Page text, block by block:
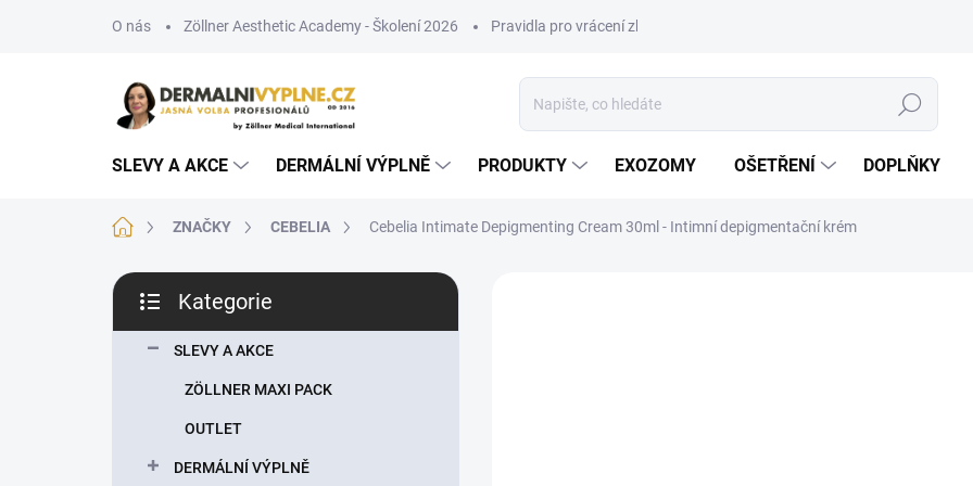
O nás Zöllner Aesthetic Academy - Školení 2026 Pravidla pro vrácení zboží a plateb
Hledat
SLEVY A AKCE DERMÁLNÍ VÝPLNĚ PRODUKTY EXOZOMY OŠETŘENÍ DOPLŇKY
Domů ZNAČKY CEBELIA Cebelia Intimate Depigmenting Cream 30ml - Intimní depigmentační krém
P
s
kategorie
Kategorie
SLEVY A AKCE
ZÖLLNER MAXI PACK
OUTLET
DERMÁLNÍ VÝPLNĚ